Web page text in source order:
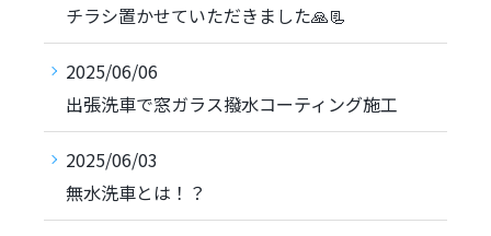
チラシ置かせていただきました🙏📃
2025/06/06
出張洗車で窓ガラス撥水コーティング施工
2025/06/03
無水洗車とは！？